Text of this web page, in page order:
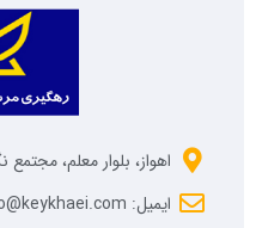
اهواز، بلوار معلم، مجتمع
ایمیل: info@keykhaei.com